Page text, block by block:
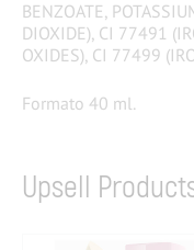
BENZOATE,
DIOXIDE), CI 77491
OXIDES), CI 77499
Formato 40 ml.
Upsell